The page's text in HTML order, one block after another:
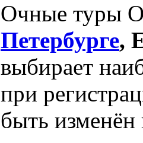
Очные туры
Петербурге,
выбирает
при
быть